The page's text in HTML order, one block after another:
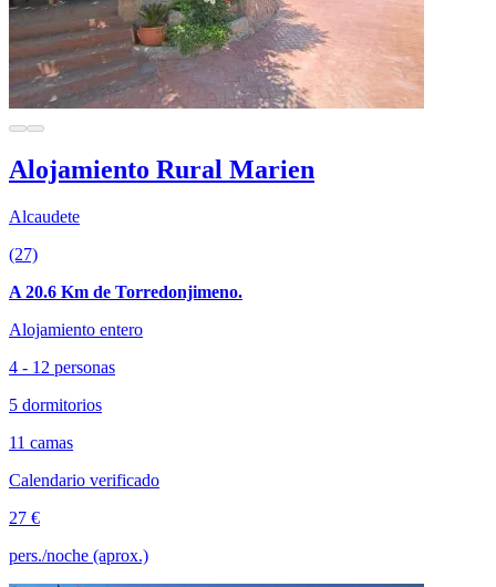
Alojamiento Rural Marien
Alcaudete
(27)
A 20.6 Km de Torredonjimeno.
Alojamiento entero
4 - 12 personas
5 dormitorios
11 camas
Calendario verificado
27 €
pers./noche (aprox.)